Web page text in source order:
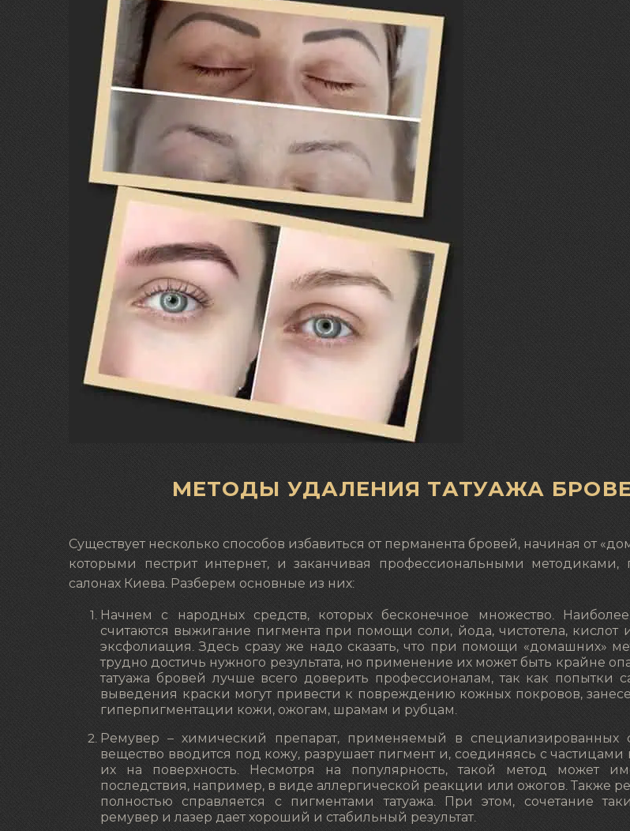
МЕТОДЫ УДАЛЕНИЯ ТАТУАЖА
Существует несколько способов избавиться от перманента бровей, начиная от
которыми пестрит интернет, и заканчивая профессиональными методиками,
салонах Киева. Разберем основные из них:
Начнем с народных средств, которых бесконечное множество.
считаются выжигание пигмента при помощи соли, йода, чистотела, кислот
эксфолиация. Здесь сразу же надо сказать, что при помощи «домашних»
трудно достичь нужного результата, но применение их может быть крайне
татуажа бровей лучше всего доверить профессионалам, так как попытки
выведения краски могут привести к повреждению кожных покровов,
гиперпигментации кожи, ожогам, шрамам и рубцам.
Ремувер – химический препарат, применяемый в специализированных
вещество вводится под кожу, разрушает пигмент и, соединяясь с частицами
их на поверхность. Несмотря на популярность, такой метод может
последствия, например, в виде аллергической реакции или ожогов. Также
полностью справляется с пигментами татуажа. При этом, сочетание
ремувер и лазер дает хороший и стабильный результат.